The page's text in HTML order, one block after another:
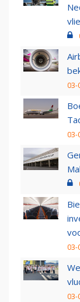
03-
03-
03-
03-